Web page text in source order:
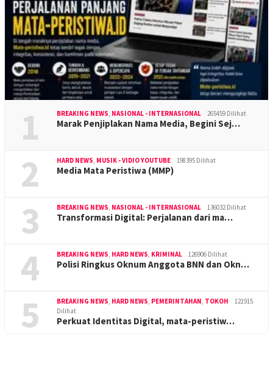
1 BREAKING NEWS, NASIONAL - INTERNASIONAL 265459 Dilihat
Marak Penjiplakan Nama Media, Begini Sej…
2 HARD NEWS, MUSIK - VIDIO YOUTUBE 198395 Dilihat
Media Mata Peristiwa (MMP)
3 BREAKING NEWS, NASIONAL - INTERNASIONAL 136032 Dilihat
Transformasi Digital: Perjalanan dari ma…
4 BREAKING NEWS, HARD NEWS, KRIMINAL 126906 Dilihat
Polisi Ringkus Oknum Anggota BNN dan Okn…
5 BREAKING NEWS, HARD NEWS, PEMERINTAHAN, TOKOH
121915
Dilihat
Perkuat Identitas Digital, mata-peristiw…